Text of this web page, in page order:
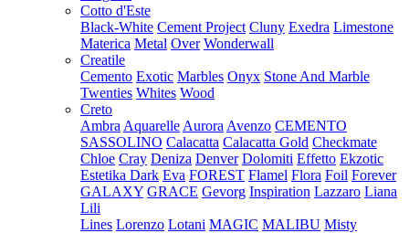
Cotto d'Este
Black-White Cement Project Cluny Exedra Limestone
Materica Metal Over Wonderwall
Creatile
Cemento Exotic Marbles Onyx Stone And Marble
Twenties Whites Wood
Creto
Ambra Aquarelle Aurora Avenzo CEMENTO
SASSOLINO Calacatta Calacatta Gold Checkmate
Chloe Cray Deniza Denver Dolomiti Effetto Ekzotic
Estetika Dark Eva FOREST Flamel Flora Foil Forever
GALAXY GRACE Gevorg Inspiration Lazzaro Liana
Lili
Lines Lorenzo Lotani MAGIC MALIBU Misty